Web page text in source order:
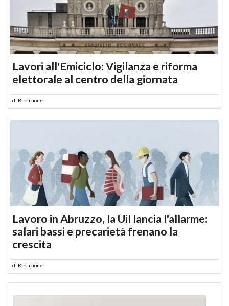
Lavori all'Emiciclo: Vigilanza e riforma
elettorale al centro della giornata
di Redazione
Lavoro in Abruzzo, la Uil lancia l'allarme:
salari bassi e precarietà frenano la
crescita
di Redazione